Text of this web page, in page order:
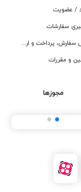
/ عضویت
سفارشات
روش سفارش، پرداخت و ارسال
و مقررات
مجوزها